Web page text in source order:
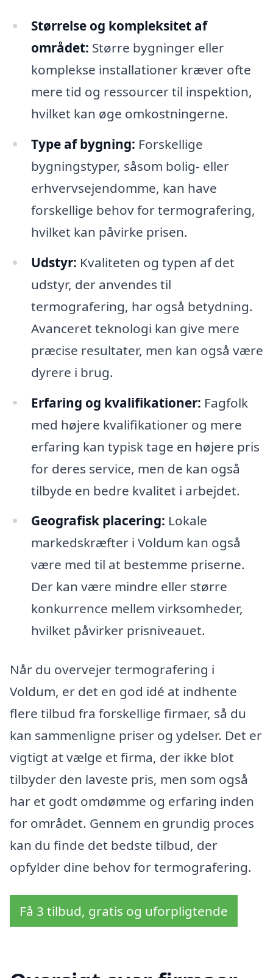
Størrelse og kompleksitet af
området: Større bygninger eller
komplekse installationer kræver ofte
mere tid og ressourcer til inspektion,
hvilket kan øge omkostningerne.
Type af bygning: Forskellige
bygningstyper, såsom bolig- eller
erhvervsejendomme, kan have
forskellige behov for termografering,
hvilket kan påvirke prisen.
Udstyr: Kvaliteten og typen af det
udstyr, der anvendes til
termografering, har også betydning.
Avanceret teknologi kan give mere
præcise resultater, men kan også være
dyrere i brug.
Erfaring og kvalifikationer: Fagfolk
med højere kvalifikationer og mere
erfaring kan typisk tage en højere pris
for deres service, men de kan også
tilbyde en bedre kvalitet i arbejdet.
Geografisk placering: Lokale
markedskræfter i Voldum kan også
være med til at bestemme priserne.
Der kan være mindre eller større
konkurrence mellem virksomheder,
hvilket påvirker prisniveauet.
Når du overvejer termografering i
Voldum, er det en god idé at indhente
flere tilbud fra forskellige firmaer, så du
kan sammenligne priser og ydelser. Det er
vigtigt at vælge et firma, der ikke blot
tilbyder den laveste pris, men som også
har et godt omdømme og erfaring inden
for området. Gennem en grundig proces
kan du finde det bedste tilbud, der
opfylder dine behov for termografering.
Få 3 tilbud, gratis og uforpligtende